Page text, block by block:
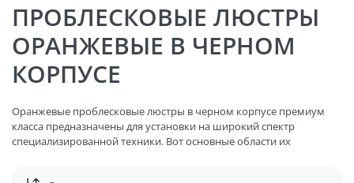
ПРОБЛЕСКОВЫЕ ЛЮСТРЫ
ОРАНЖЕВЫЕ В ЧЕРНОМ
КОРПУСЕ
Оранжевые проблесковые люстры в черном корпусе премиум
класса предназначены для установки на широкий спектр
специализированной техники. Вот основные области их